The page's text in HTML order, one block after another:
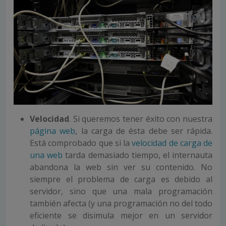
Velocidad. Si queremos tener éxito con nuestra
página web, la carga de ésta debe ser rápida.
Está comprobado que si lavelocidad de carga de
una web tarda demasiado tiempo, el internauta
abandona la web sin ver su contenido. No
siempre el problema de carga es debido al
servidor, sino que una mala programación
también afecta (y una programación no del todo
eficiente se disimula mejor en un servidor